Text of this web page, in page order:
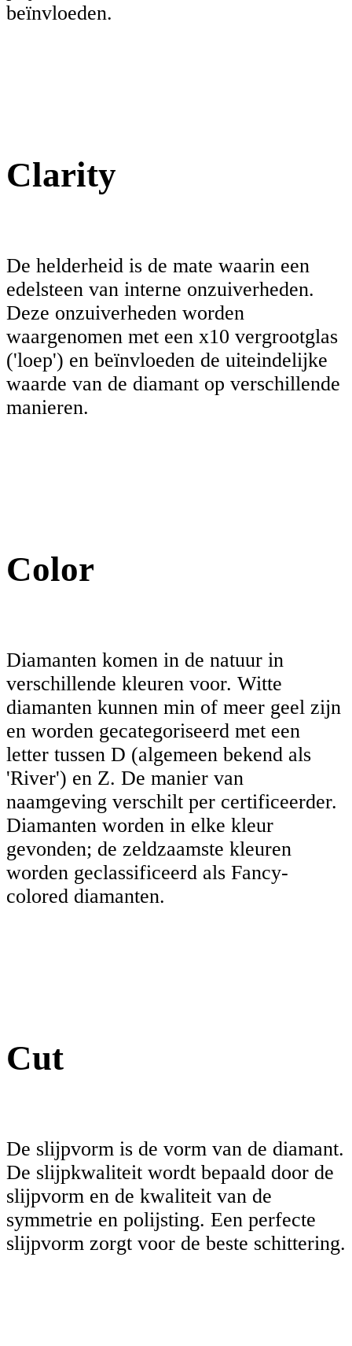
beïnvloeden.
Clarity
De helderheid is de mate waarin een
edelsteen van interne onzuiverheden.
Deze onzuiverheden worden
waargenomen met een x10 vergrootglas
('loep') en beïnvloeden de uiteindelijke
waarde van de diamant op verschillende
manieren.
Color
Diamanten komen in de natuur in
verschillende kleuren voor. Witte
diamanten kunnen min of meer geel zijn
en worden gecategoriseerd met een
letter tussen D (algemeen bekend als
'River') en Z. De manier van
naamgeving verschilt per certificeerder.
Diamanten worden in elke kleur
gevonden; de zeldzaamste kleuren
worden geclassificeerd als Fancy-
colored diamanten.
Cut
De slijpvorm is de vorm van de diamant.
De slijpkwaliteit wordt bepaald door de
slijpvorm en de kwaliteit van de
symmetrie en polijsting. Een perfecte
slijpvorm zorgt voor de beste schittering.